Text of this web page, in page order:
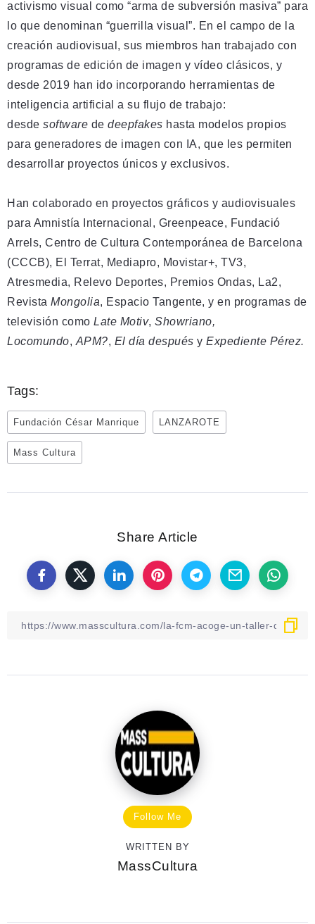
activismo visual como “arma de subversión masiva” para
lo que denominan “guerrilla visual”. En el campo de la
creación audiovisual, sus miembros han trabajado con
programas de edición de imagen y vídeo clásicos, y
desde 2019 han ido incorporando herramientas de
inteligencia artificial a su flujo de trabajo:
desde software de deepfakes hasta modelos propios
para generadores de imagen con IA, que les permiten
desarrollar proyectos únicos y exclusivos.
Han colaborado en proyectos gráficos y audiovisuales
para Amnistía Internacional, Greenpeace, Fundació
Arrels, Centro de Cultura Contemporánea de Barcelona
(CCCB), El Terrat, Mediapro, Movistar+, TV3,
Atresmedia, Relevo Deportes, Premios Ondas, La2,
Revista Mongolia, Espacio Tangente, y en programas de
televisión como Late Motiv, Showriano,
Locomundo, APM?, El día después y Expediente Pérez.
Tags:
Fundación César Manrique LANZAROTE
Mass Cultura
Share Article
Follow Me
WRITTEN BY
MassCultura